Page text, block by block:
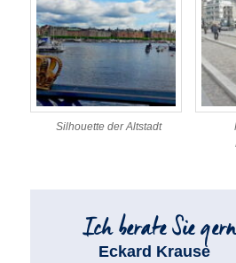
Silhouette der Altstadt
Eckard Krause